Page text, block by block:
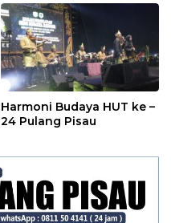
Harmoni Budaya HUT ke –
24 Pulang Pisau